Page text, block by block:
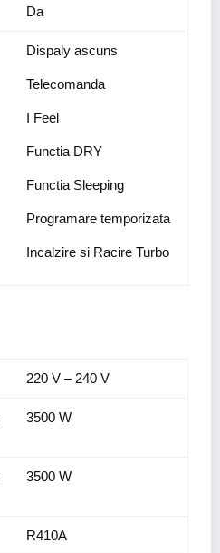
Da
Dispaly ascuns
Telecomanda
I Feel
Functia DRY
Functia Sleeping
Programare temporizata
Incalzire si Racire Turbo
220 V – 240 V
3500 W
3500 W
R410A